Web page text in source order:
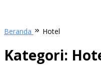
Beranda Hotel
Kategori: